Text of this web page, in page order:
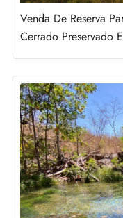
Venda De Reserva
Cerrado Preservado